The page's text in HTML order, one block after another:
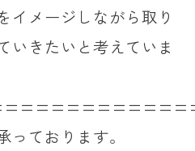
イメージしながら取り
いきたいと考えていま
っております。